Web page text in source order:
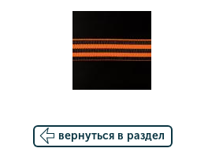
вернуться в раздел